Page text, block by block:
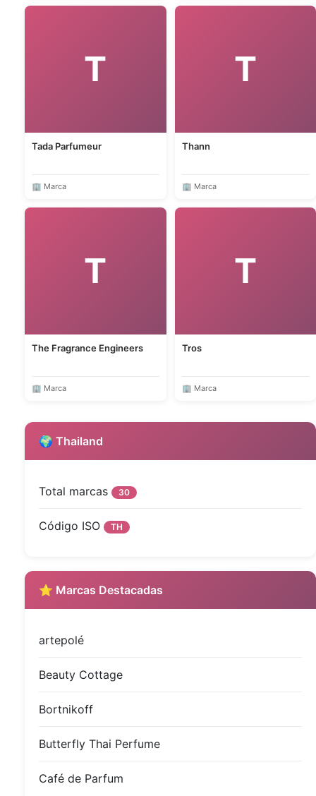
T
Tada Parfumeur
🏢 Marca
T
Thann
🏢 Marca
T
The Fragrance Engineers
🏢 Marca
T
Tros
🏢 Marca
🌍 Thailand
Total marcas 30
Código ISO TH
⭐ Marcas Destacadas
artepolé
Beauty Cottage
Bortnikoff
Butterfly Thai Perfume
Café de Parfum